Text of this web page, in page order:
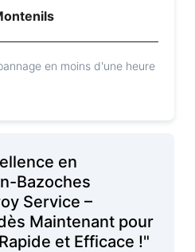
en moins d'une heure
en
Bazoches
Service –
Maintenant pour
et Efficace !"